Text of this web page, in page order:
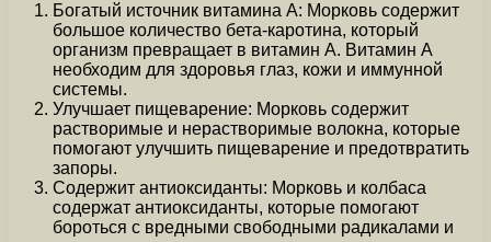
Богатый источник витамина А: Морковь содержит
большое количество бета-каротина, который
организм превращает в витамин А. Витамин А
необходим для здоровья глаз, кожи и иммунной
системы.
Улучшает пищеварение: Морковь содержит
растворимые и нерастворимые волокна, которые
помогают улучшить пищеварение и предотвратить
запоры.
Содержит антиоксиданты: Морковь и колбаса
содержат антиоксиданты, которые помогают
бороться с вредными свободными радикалами и